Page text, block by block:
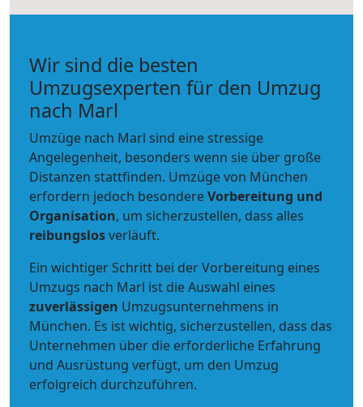
Wir sind die besten
Umzugsexperten für den Umzug
nach Marl
Umzüge nach Marl sind eine stressige
Angelegenheit, besonders wenn sie über große
Distanzen stattfinden. Umzüge von München
erfordern jedoch besondereVorbereitung und
Organisation, um sicherzustellen, dass alles
reibungslosverläuft.
Ein wichtiger Schritt bei der Vorbereitung eines
Umzugs nach Marl ist die Auswahl eines
zuverlässigen Umzugsunternehmens in
München. Es ist wichtig, sicherzustellen, dass das
Unternehmen über die erforderliche Erfahrung
und Ausrüstung verfügt, um den Umzug
erfolgreich durchzuführen.